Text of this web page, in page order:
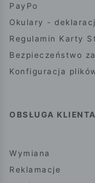
PayPo
Okulary -
Regulamin Karty
Bezpieczeństwo
Konfiguracja
OBSŁUGA KLIENTA
Wymiana
Reklamacje